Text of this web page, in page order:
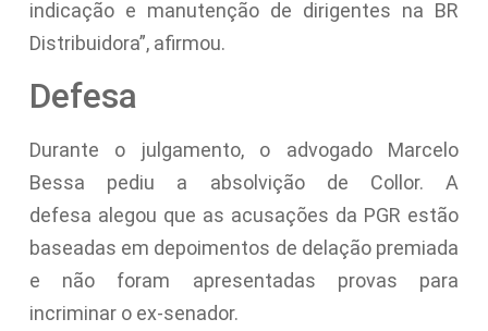
indicação e manutenção de dirigentes na BR
Distribuidora”, afirmou.
Defesa
Durante o julgamento, o advogado Marcelo
Bessa pediu a absolvição de Collor. A
defesa alegou que as acusações da PGR estão
baseadas em depoimentos de delação premiada
e não foram apresentadas provas para
incriminar o ex-senador.